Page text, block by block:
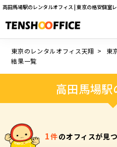
高田馬場駅のレンタルオフィス | 東京の格安個室
東京のレンタルオフィス天翔 東
結果一覧
高田馬場
1件のオフィスが見